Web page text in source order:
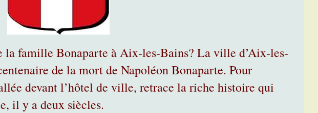
la famille Bonaparte à Aix-les-Bains? La ville d’Aix-les-
de la mort de Napoléon Bonaparte. Pour
devant l’hôtel de ville, retrace la riche histoire qui
il y a deux siècles.